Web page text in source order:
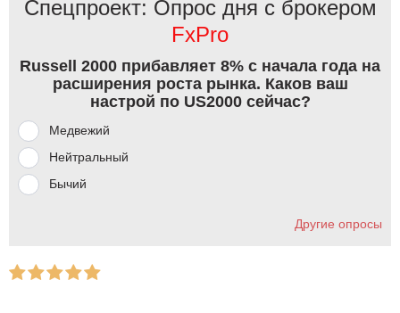
Спецпроект: Опрос дня с брокером
FxPro
Russell 2000 прибавляет 8% с начала года на
расширения роста рынка. Каков ваш
настрой по US2000 сейчас?
Медвежий
Нейтральный
Бычий
Другие опросы